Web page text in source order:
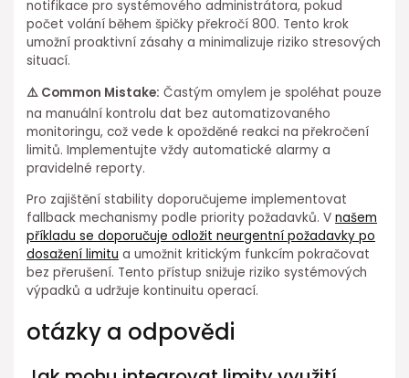
notifikace pro systémového administrátora, pokud
počet⁣ volání během špičky překročí 800. Tento krok
umožní proaktivní zásahy a minimalizuje riziko stresových
situací.
⚠️ Common Mistake: Častým omylem je spoléhat pouze
na manuální kontrolu dat bez automatizovaného
monitoringu, což vede k opožděné reakci na překročení
limitů. Implementujte vždy automatické alarmy ⁣a
pravidelné reporty.
Pro zajištění stability doporučujeme implementovat
fallback mechanismy podle priority požadavků. Vnašem
příkladu se doporučuje odložit neurgentní požadavky po
dosažení limitu a umožnit kritickým funkcím pokračovat
bez přerušení. Tento přístup snižuje riziko systémových
výpadků a udržuje kontinuitu operací.
otázky a odpovědi